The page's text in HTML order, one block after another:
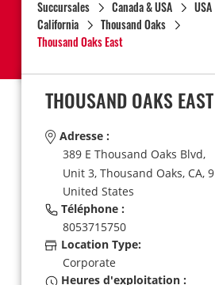
Succursales Canada & USA
USA
California
Thousand Oaks
Thousand Oaks East
THOUSAND OAKS EAST
Adresse :
389 E Thousand Oaks Blvd,
Unit 3, Thousand Oaks, CA,
United States
Téléphone :
8053715750
Location Type:
Corporate
Heures d'exploitation :